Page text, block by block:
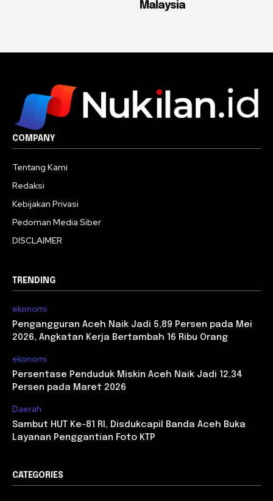
Malaysia
COMPANY
Tentang Kami
Redaksi
Kebijakan Privasi
Pedoman Media Siber
DISCLAIMER
TRENDING
ekonomi
Pengangguran Aceh Naik Jadi 5,89 Persen pada Mei
2026, Angkatan Kerja Bertambah 16 Ribu Orang
ekonomi
Persentase Penduduk Miskin Aceh Naik Jadi 12,34
Persen pada Maret 2026
Daerah
Sambut HUT Ke-81 RI, Disdukcapil Banda Aceh Buka
Layanan Penggantian Foto KTP
CATEGORIES